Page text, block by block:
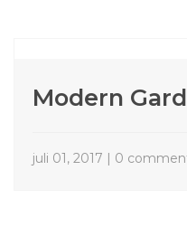
Modern
juli 01, 2017 | 0